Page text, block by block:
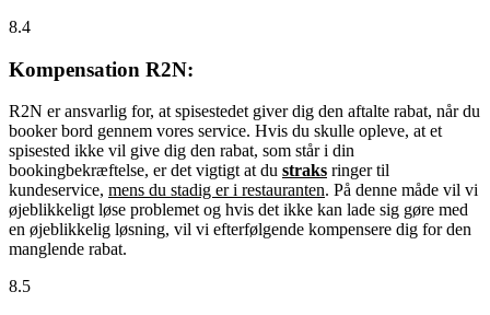
8.4
Kompensation R2N:
R2N er ansvarlig for, at spisestedet giver dig den aftalte rabat, når du
booker bord gennem vores service. Hvis du skulle opleve, at et
spisested ikke vil give dig den rabat, som står i din
bookingbekræftelse, er det vigtigt at du straks ringer til
kundeservice, mens du stadig er i restauranten. På denne måde vil vi
øjeblikkeligt løse problemet og hvis det ikke kan lade sig gøre med
en øjeblikkelig løsning, vil vi efterfølgende kompensere dig for den
manglende rabat.
8.5